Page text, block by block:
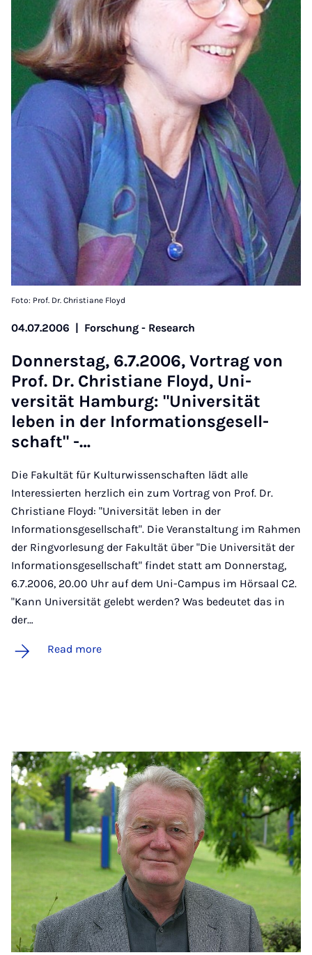
Foto: Prof. Dr. Christiane Floyd
04.07.2006 Forschung - Research
Don­ner­stag, 6.7.2006, Vor­trag von
Prof. Dr. Chris­ti­ane Floyd, Uni­
versität Ham­burg: "Uni­versität
leben in der In­form­a­tionsgesell­
schaft" -…
Die Fakultät für Kulturwissenschaften lädt alle
Interessierten herzlich ein zum Vortrag von Prof. Dr.
Christiane Floyd: "Universität leben in der
Informationsgesellschaft". Die Veranstaltung im Rahmen
der Ringvorlesung der Fakultät über "Die Universität der
Informationsgesellschaft" findet statt am Donnerstag,
6.7.2006, 20.00 Uhr auf dem Uni-Campus im Hörsaal C2.
"Kann Universität gelebt werden? Was bedeutet das in
der…
Read more